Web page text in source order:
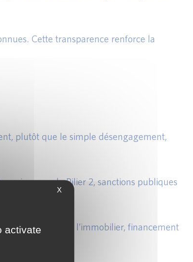
Cette transparence renforce la
plutôt que le simple désengagement,
exigences de Pilier 2, sanctions publiques
massive de l’immobilier, financement
X
activate